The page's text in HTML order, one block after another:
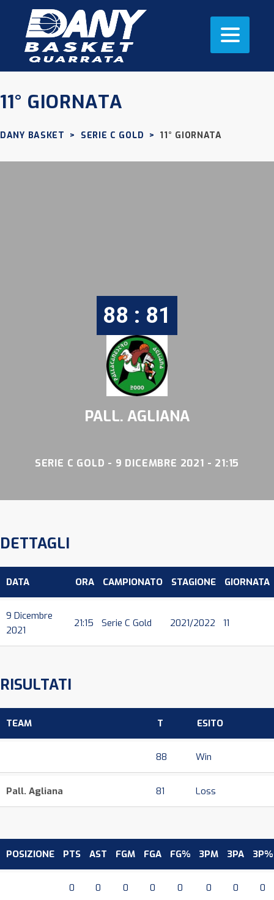
11° GIORNATA
DANY BASKET > SERIE C GOLD > 11° GIORNATA
88 : 81
PALL. AGLIANA
SERIE C GOLD - 9 DICEMBRE 2021 - 21:15
DETTAGLI
DATA ORA CAMPIONATO STAGIONE GIORNATA
9 Dicembre
2021
21:15 Serie C Gold 2021/2022 11
RISULTATI
TEAM T ESITO
88 Win
Pall. Agliana 81 Loss
POSIZIONE PTS AST FGM FGA FG% 3PM 3PA 3P%
0 0 0 0 0 0 0 0